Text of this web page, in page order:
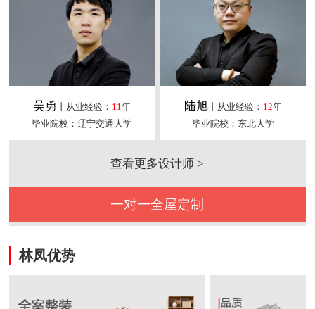
吴勇 丨从业经验： 11年
毕业院校：辽宁交通大学
陆旭丨从业经验： 12年
毕业院校：东北大学
查看更多设计师 >
一对一全屋定制
林凤优势